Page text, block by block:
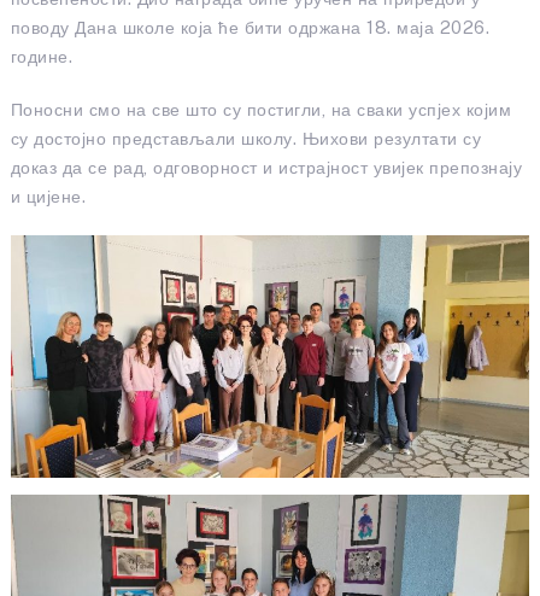
поводу Дана школе која ће бити одржана 18. маја 2026.
године.
Поносни смо на све што су постигли, на сваки успјех којим
су достојно представљали школу. Њихови резултати су
доказ да се рад, одговорност и истрајност увијек препознају
и цијене.